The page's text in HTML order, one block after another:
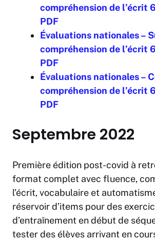
compréhension de l’écrit
PDF
Évaluations nationales –
compréhension de l’écrit
PDF
Évaluations nationales –
compréhension de l’écrit
PDF
Septembre 2022
Première édition post-covid à
format complet avec fluence,
l’écrit, vocabulaire et
réservoir d’items pour des
d’entraînement en début de
tester des élèves arrivant en